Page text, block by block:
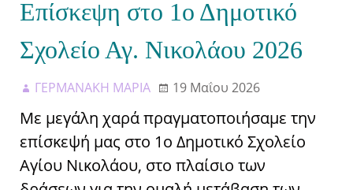
Επίσκεψη στο 1ο Δημοτικό
Σχολείο Αγ. Νικολάου 2026
ΓΕΡΜΑΝΑΚΗ ΜΑΡΙΑ 19 Μαΐου 2026
Με μεγάλη χαρά πραγματοποιήσαμε την
επίσκεψή μας στο 1ο Δημοτικό Σχολείο
Αγίου Νικολάου, στο πλαίσιο των